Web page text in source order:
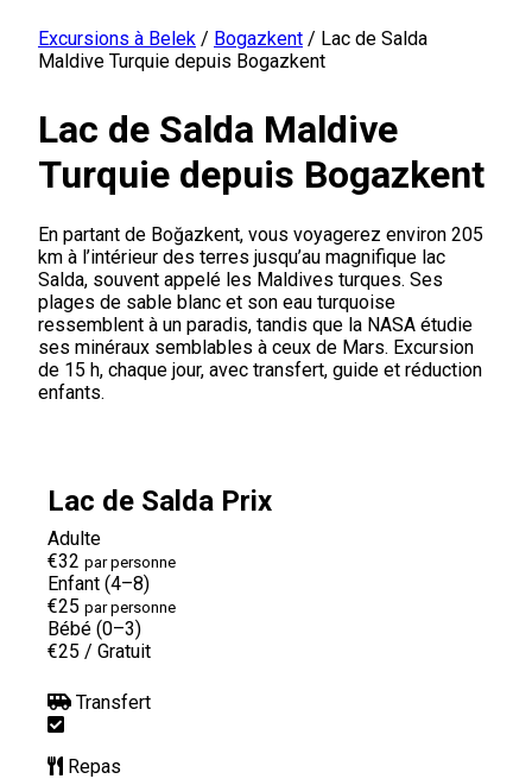
Excursions à Belek / Bogazkent / Lac de Salda
Maldive Turquie depuis Bogazkent
Lac de Salda Maldive
Turquie depuis Bogazkent
En partant de Boğazkent, vous voyagerez environ 205
km à l’intérieur des terres jusqu’au magnifique lac
Salda, souvent appelé les Maldives turques. Ses
plages de sable blanc et son eau turquoise
ressemblent à un paradis, tandis que la NASA étudie
ses minéraux semblables à ceux de Mars. Excursion
de 15 h, chaque jour, avec transfert, guide et réduction
enfants.
Lac de Salda Prix
Adulte
€32 par personne
Enfant (4–8)
€25 par personne
Bébé (0–3)
€25 / Gratuit
Transfert
Repas